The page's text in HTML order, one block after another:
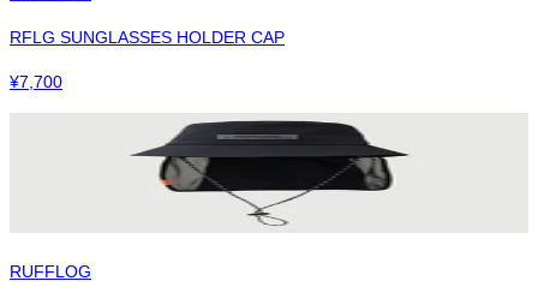
RFLG SUNGLASSES HOLDER CAP
¥7,700
RUFFLOG